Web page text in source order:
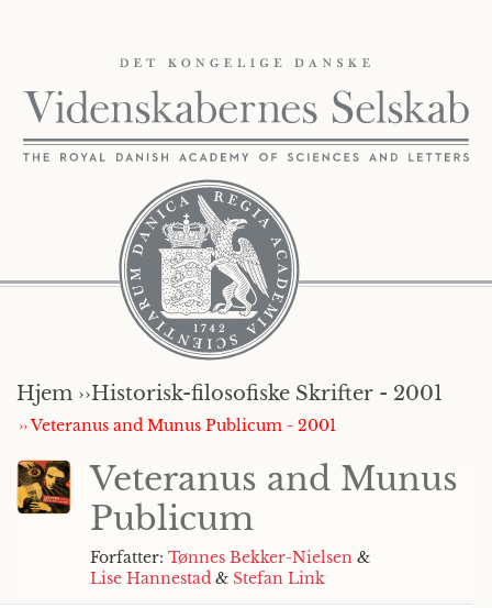
Hjem ››Historisk-filosofiske Skrifter - 2001
›› Veteranus and Munus Publicum - 2001
Veteranus and Munus
Publicum
Forfatter: Tønnes Bekker-Nielsen &
Lise Hannestad & Stefan Link